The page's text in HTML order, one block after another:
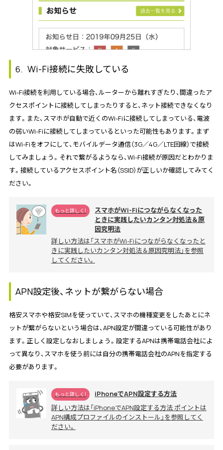
6. Wi-Fi接続に失敗している
Wi-Fi接続を利用している場合、ルーターから離れすぎたり、間違ったア
クセスポイントに接続してしまったりすると、ネット接続できなくなり
ます。また、スマホが自動で近くのWi-Fiに接続してしまっている、電波
の弱いWi-Fiに接続してしまっているといった可能性もあります。まず
はWi-Fiをオフにして、モバイルデータ通信（3G／4G／LTE回線）で接続
してみましょう。それで繋がるようなら、Wi-Fi接続が原因だとわかりま
す。接続しているアクセスポイント名（SSID）が正しいか確認してみてく
ださい。
もっと詳しく!
スマホがWi-Fiにつながらなくなった
ときに実践したいカンタン対処法＆原
因究明法
詳しい方法は「スマホがWi-Fiにつながらなくなったと
きに実践したいカンタン対処法＆原因究明法」を参照
してください。
APN設定後、ネットが繋がらない場合
格安スマホや格安SIMを使っていて、スマホの機種変更をしたあとにネ
ットが繋がらないという場合は、APN設定が間違っている可能性があり
ます。正しく設定しなおしましょう。設定するAPNは携帯電話会社によ
って異なり、スマホを使う前には自分の携帯電話会社のAPNを指定する
必要があります。
もっと詳しく!
iPhoneでAPN設定する方法
詳しい方法は「iPhoneでAPN設定する方法 ポイントは
APN構成プロファイルのインストール」を参照してく
ださい。